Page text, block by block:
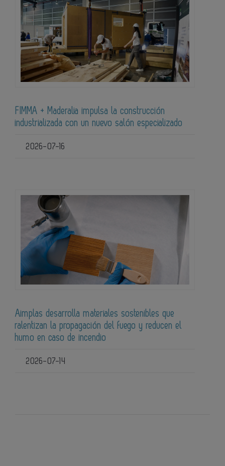
FIMMA + Maderalia impulsa la construcción
industrializada con un nuevo salón especializado
2026-07-16
Aimplas desarrolla materiales sostenibles que
ralentizan la propagación del fuego y reducen el
humo en caso de incendio
2026-07-14